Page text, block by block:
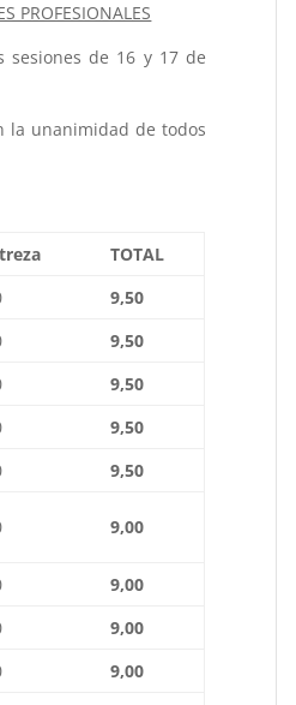
PROFESIONALES
sesiones de 16 y 17 de
la unanimidad de todos
TOTAL
9,50
9,50
9,50
9,50
9,50
9,00
9,00
9,00
9,00